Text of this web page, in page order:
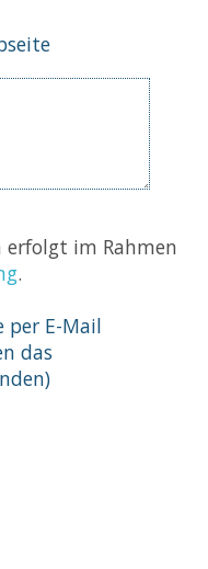
erfolgt im Rahmen
.
per E-Mail
das